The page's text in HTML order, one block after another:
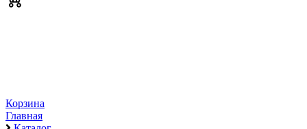
Корзина
Главная